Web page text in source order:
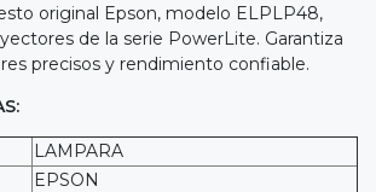
original Epson, modelo ELPLP48,
de la serie PowerLite. Garantiza
precisos y rendimiento confiable.
LAMPARA
EPSON